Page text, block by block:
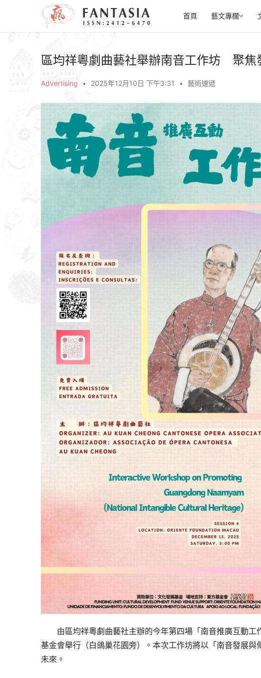
首頁 藝文專欄
區均祥粵劇曲藝社舉辦南音工作坊 聚焦
Advertising • 2025年12月10日 下午3:31 • 藝術速遞
由區均祥粵劇曲藝社主辦的今年第四場「南音推廣互動
基金會舉行（白鴿巢花園旁）。本次工作坊將以「南音發展
未來。